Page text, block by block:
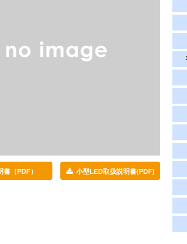
書（PDF） 小型LED取扱説明書(PDF)